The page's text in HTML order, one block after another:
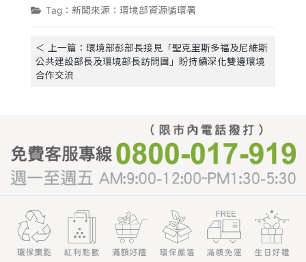
Tag：新聞來源：環境部資源循環署
＜ 上一篇：環境部彭部長接見「聖克里斯多福及尼維斯
公共建設部長及環境部長訪問團」盼持續深化雙邊環境
合作交流